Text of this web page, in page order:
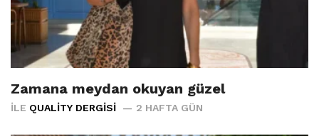
Zamana meydan okuyan güzel
İLE QUALITY DERGISI 2 HAFTA GÜN